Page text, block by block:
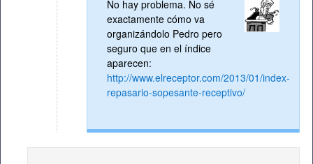
No hay problema. No sé
exactamente cómo va
organizándolo Pedro pero
seguro que en el índice
aparecen:
http://www.elreceptor.com/2013/01/index-
repasario-sopesante-receptivo/